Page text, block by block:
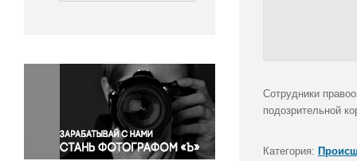
Окружающая среда
Политика
Правосудие
Происшествия и конфликты
Религия
Сотрудники
подозрительной
Категория: